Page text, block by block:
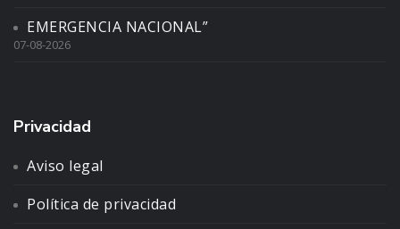
EMERGENCIA NACIONAL”
07-08-2026
Privacidad
Aviso legal
Política de privacidad